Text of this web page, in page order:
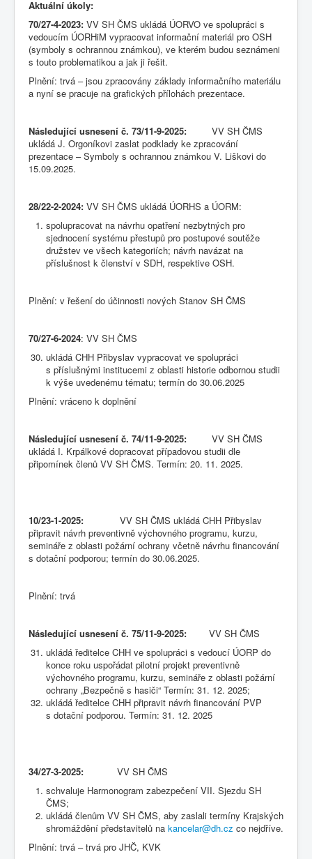
Aktuální úkoly:
70/27-4-2023: VV SH ČMS ukládá ÚORVO ve spolupráci s
vedoucím ÚORHiM vypracovat informační materiál pro OSH
(symboly s ochrannou známkou), ve kterém budou seznámeni
s touto problematikou a jak ji řešit.
Plnění: trvá – jsou zpracovány základy informačního materiálu
a nyní se pracuje na grafických přílohách prezentace.
Následující usnesení č. 73/11-9-2025: VV SH ČMS
ukládá J. Orgoníkovi zaslat podklady ke zpracování
prezentace – Symboly s ochrannou známkou V. Liškovi do
15.09.2025.
28/22-2-2024: VV SH ČMS ukládá ÚORHS a ÚORM:
spolupracovat na návrhu opatření nezbytných pro
sjednocení systému přestupů pro postupové soutěže
družstev ve všech kategoriích; návrh navázat na
příslušnost k členství v SDH, respektive OSH.
Plnění: v řešení do účinnosti nových Stanov SH ČMS
70/27-6-2024: VV SH ČMS
ukládá CHH Přibyslav vypracovat ve spolupráci
s příslušnými institucemi z oblasti historie odbornou studii
k výše uvedenému tématu; termín do 30.06.2025
Plnění: vráceno k doplnění
Následující usnesení č. 74/11-9-2025: VV SH ČMS
ukládá I. Krpálkové dopracovat případovou studii dle
připomínek členů VV SH ČMS. Termín: 20. 11. 2025.
10/23-1-2025: VV SH ČMS ukládá CHH Přibyslav
připravit návrh preventivně výchovného programu, kurzu,
semináře z oblasti požární ochrany včetně návrhu financování
s dotační podporou; termín do 30.06.2025.
Plnění: trvá
Následující usnesení č. 75/11-9-2025: VV SH ČMS
ukládá ředitelce CHH ve spolupráci s vedoucí ÚORP do
konce roku uspořádat pilotní projekt preventivně
výchovného programu, kurzu, semináře z oblasti požární
ochrany „Bezpečně s hasiči“ Termín: 31. 12. 2025;
ukládá ředitelce CHH připravit návrh financování PVP
s dotační podporou. Termín: 31. 12. 2025
34/27-3-2025: VV SH ČMS
schvaluje Harmonogram zabezpečení VII. Sjezdu SH
ČMS;
ukládá členům VV SH ČMS, aby zaslali termíny Krajských
shromáždění představitelů na kancelar@dh.cz co nejdříve.
Plnění: trvá – trvá pro JHČ, KVK